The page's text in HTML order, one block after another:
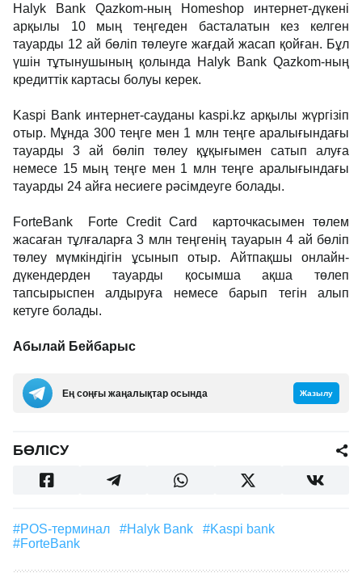
Halyk Bank Qazkom-ның Homeshop интернет-дүкені
арқылы 10 мың теңгеден басталатын кез келген
тауарды 12 ай бөліп төлеуге жағдай жасап қойған. Бұл
үшін тұтынушының қолында Halyk Bank Qazkom-ның
кредиттік картасы болуы керек.
Kaspi Bank интернет-сауданы kaspi.kz арқылы жүргізіп
отыр. Мұнда 300 теңге мен 1 млн теңге аралығындағы
тауарды 3 ай бөліп төлеу құқығымен сатып алуға
немесе 15 мың теңге мен 1 млн теңге аралығындағы
тауарды 24 айға несиеге рәсімдеуге болады.
ForteBank Forte Credit Card карточкасымен төлем
жасаған тұлғаларға 3 млн теңгенің тауарын 4 ай бөліп
төлеу мүмкіндігін ұсынып отыр. Айтпақшы онлайн-
дүкендерден тауарды қосымша ақша төлеп
тапсырыспен алдыруға немесе барып тегін алып
кетуге болады.
Абылай Бейбарыс
Ең соңғы жаңалықтар осында Жазылу
БӨЛІСУ
#POS-терминал #Halyk Bank
#Kaspi bank
#ForteBank